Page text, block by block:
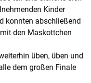
Kinder
konnten abschließend
den Maskottchen
üben, üben und
dem großen Finale